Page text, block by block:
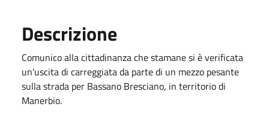
Descrizione
Comunico alla cittadinanza che stamane si è verificata
un'uscita di carreggiata da parte di un mezzo pesante
sulla strada per Bassano Bresciano, in territorio di
Manerbio.